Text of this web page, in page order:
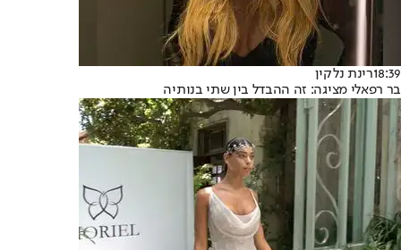
18:39רינת נלקין
בר רפאלי מציגה: זה ההבדל בין שתי בנותיה